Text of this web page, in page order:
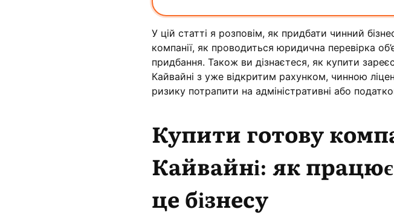
У цій статті я розповім, як придбати чинний
компанії, як проводиться юридична перевірка
придбання. Також ви дізнаєтеся, як купити
Кайвайні з уже відкритим рахунком, чинною
ризику потрапити на адміністративні або
Купити готову
Кайвайні: як
це бізнесу